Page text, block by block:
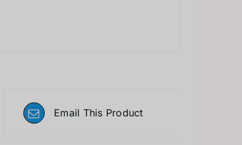
Email This Product